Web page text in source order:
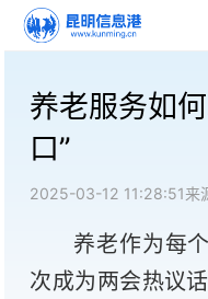
养老服务如
口”
2025-03-12 11:28:51来
养老作为每
次成为两会热议